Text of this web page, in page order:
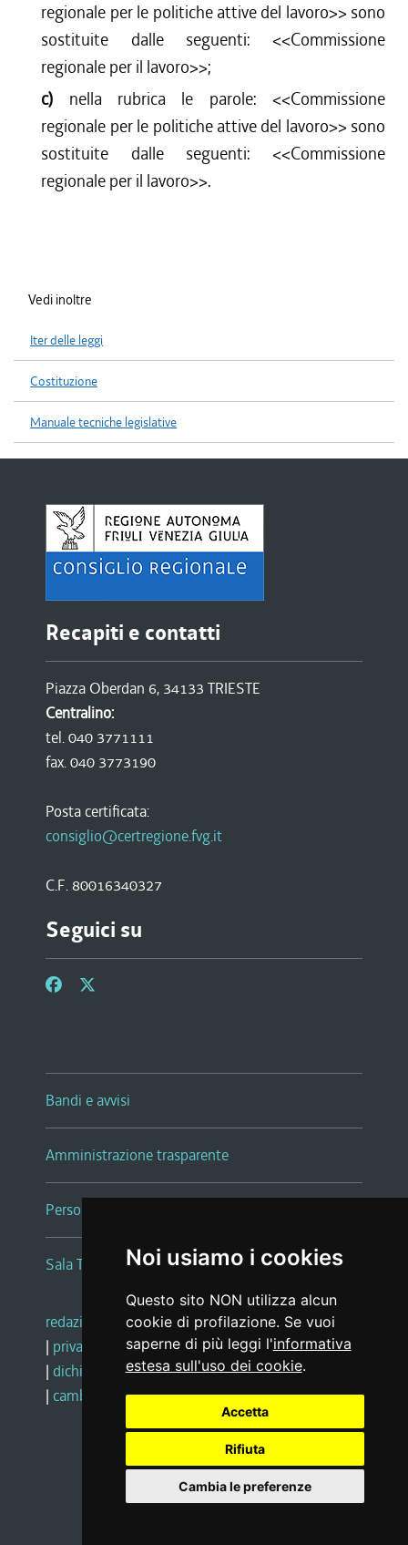
Noi usiamo i cookies
Questo sito NON utilizza alcun
cookie di profilazione. Se vuoi
saperne di più leggi l'informativa
estesa sull'uso dei cookie.
Accetta
Rifiuta
Cambia le preferenze
regionale per le politiche attive del lavoro>> sono
sostituite dalle seguenti: <<Commissione
regionale per il lavoro>>;
c) nella rubrica le parole: <<Commissione
regionale per le politiche attive del lavoro>> sono
sostituite dalle seguenti: <<Commissione
regionale per il lavoro>>.
Vedi inoltre
Iter delle leggi
Costituzione
Manuale tecniche legislative
Recapiti e contatti
Piazza Oberdan 6, 34133 TRIESTE
Centralino:
tel. 040 3771111
fax. 040 3773190
Posta certificata:
consiglio@certregione.fvg.it
C.F. 80016340327
Seguici su
Bandi e avvisi
Amministrazione trasparente
Persone e Uffici
Sala Tiziano Tessitori
redazione web |note legali |glossario
| privacy
social media policy
| dichiarazione di accessibilità |feedback
| cambio preferenze cookie
Realizzato da